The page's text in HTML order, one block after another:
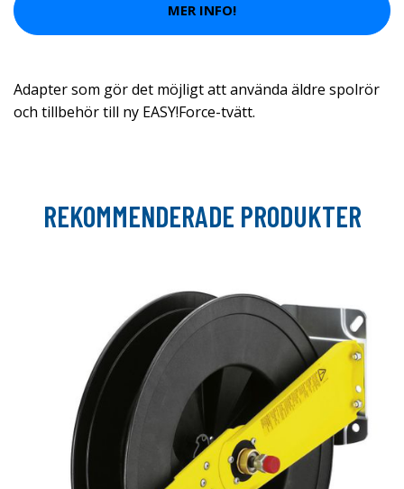
MER INFO!
Adapter som gör det möjligt att använda äldre spolrör
och tillbehör till ny EASY!Force-tvätt.
REKOMMENDERADE PRODUKTER